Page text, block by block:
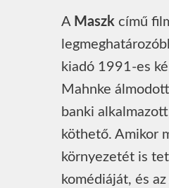
A Maszk című
kiadó 1991-es
Mahnke
banki
köthető. Amikor
környezetét is
komédiáját, és